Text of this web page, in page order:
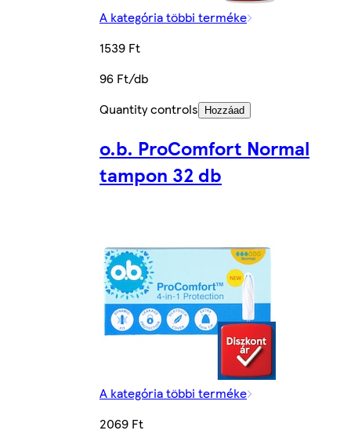
A kategória többi terméke
1539 Ft
96 Ft/db
Quantity controls
Hozzáad
o.b. ProComfort Normal
tampon 32 db
A kategória többi terméke
2069 Ft